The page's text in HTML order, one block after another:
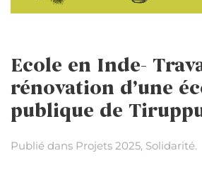
Ecole en Inde-
rénovation d’une
publique de
Publié dans Projets 2025, Solidarité.